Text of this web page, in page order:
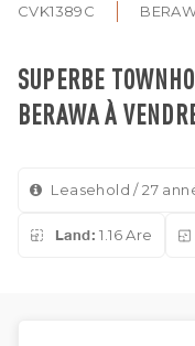
CVK1389C
SUPERBE
BERAWA À
Leasehold / 27
Land: 1.16 Are